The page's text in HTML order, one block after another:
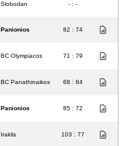
Slobodan - : -
Panionios 82 : 74
BC Olympiacos 71 : 79
BC Panathinaikos 68 : 84
Panionios 85 : 72
Iraklis 103 : 77